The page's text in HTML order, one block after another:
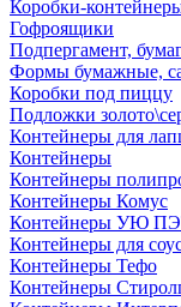
Коробки-
Гофроящики
Подпергамент,
Формы бумажные,
Коробки под пиццу
Подложки
Контейнеры для
Контейнеры
Контейнеры
Контейнеры Комус
Контейнеры УЮ
Контейнеры для
Контейнеры Тефо
Контейнеры